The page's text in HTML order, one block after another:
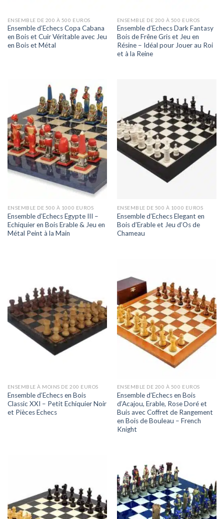
ENSEMBLE DE 200 À 500 EUROS
Ensemble d’Echecs Copa Cabana
en Bois et Cuir Véritable avec Jeu
en Bois et Métal
ENSEMBLE DE 200 À 500 EUROS
Ensemble d’Echecs Dark Fantasy
Bois de Frêne Gris et Jeu en
Résine – Idéal pour Jouer au Roi
et à la Reine
ENSEMBLE DE 500 À 1000 EUROS
Ensemble d’Echecs Egypte III –
Echiquier en Bois Erable & Jeu en
Métal Peint à la Main
ENSEMBLE DE 500 À 1000 EUROS
Ensemble d’Echecs Elegant en
Bois d’Erable et Jeu d’Os de
Chameau
ENSEMBLE À MOINS DE 200 EUROS
Ensemble d’Echecs en Bois
Classic XXI – Petit Echiquier Noir
et Pièces Echecs
ENSEMBLE DE 200 À 500 EUROS
Ensemble d’Echecs en Bois
d’Acajou, Erable, Rose Doré et
Buis avec Coffret de Rangement
en Bois de Bouleau – French
Knight